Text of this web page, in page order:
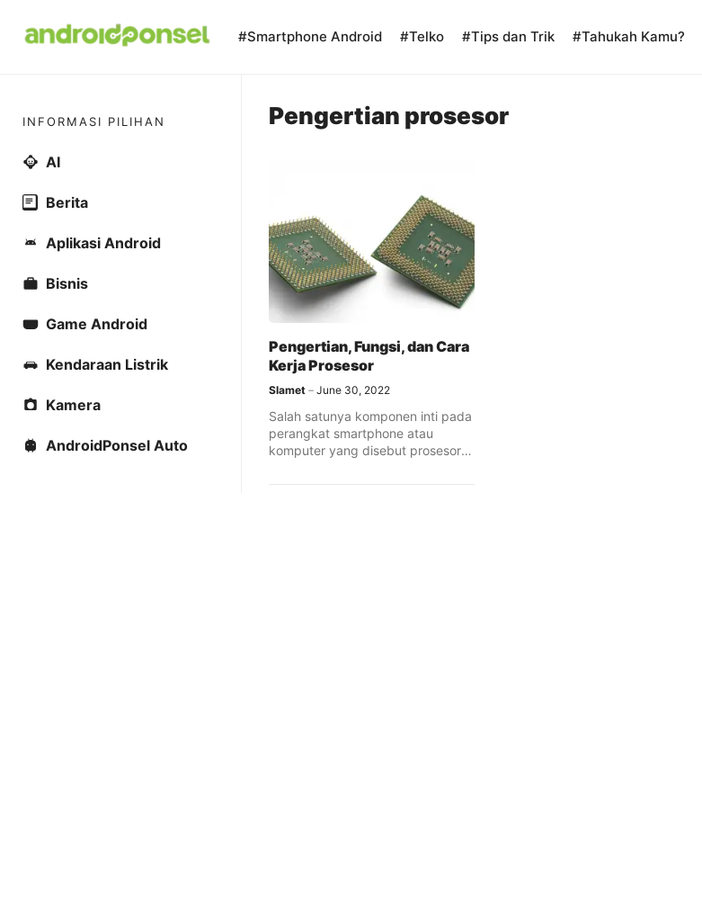
#Smartphone Android #Telko #Tips dan Trik #Tahukah Kamu?
Pengertian prosesor
Pengertian, Fungsi, dan Cara
Kerja Prosesor
Slamet June 30, 2022
Salah satunya komponen inti pada
perangkat smartphone atau
komputer yang disebut prosesor,
INFORMASI PILIHAN
AI
Berita
Aplikasi Android
Bisnis
Game Android
Kendaraan Listrik
Kamera
AndroidPonsel Auto